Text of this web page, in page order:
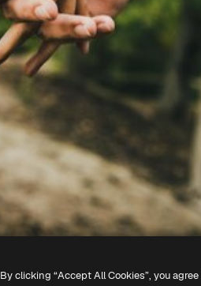
By clicking “Accept All Cookies”, you